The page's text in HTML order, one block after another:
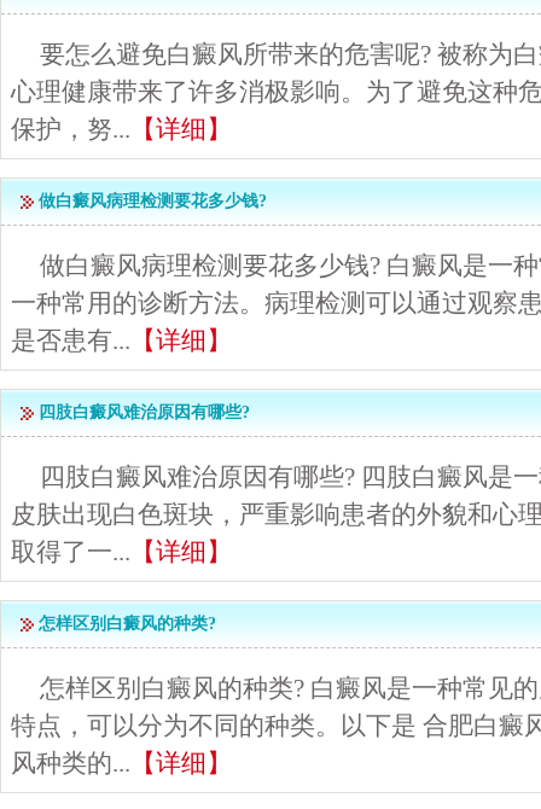
要怎么避免白癜风所带来的危害呢? 被称为
心理健康带来了许多消极影响。为了避免这种
保护，努... 【详细】
做白癜风病理检测要花多少钱?
做白癜风病理检测要花多少钱? 白癜风是一
一种常用的诊断方法。病理检测可以通过观察
是否患有... 【详细】
四肢白癜风难治原因有哪些?
四肢白癜风难治原因有哪些? 四肢白癜风是
皮肤出现白色斑块，严重影响患者的外貌和心
取得了一... 【详细】
怎样区别白癜风的种类?
怎样区别白癜风的种类? 白癜风是一种常见
特点，可以分为不同的种类。以下是 合肥白癜
风种类的... 【详细】